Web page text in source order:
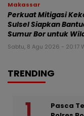
Makassar
Perkuat Mitigasi
Sulsel Siapkan
Sumur Bor untuk
Sabtu, 8 Agu 2026 - 20:17
TRENDING
Pasca